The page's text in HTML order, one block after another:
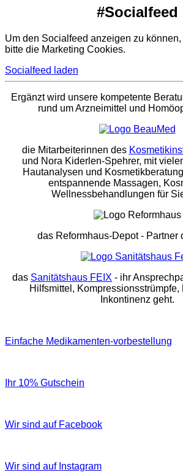
#Socialfeed
Um den Socialfeed anzeigen zu
bitte die Marketing Cookies.
Socialfeed laden
Ergänzt wird unsere kompetente
rund um Arzneimittel und
die Mitarbeiterinnen des
und Nora Kiderlen-Spehrer, mit
Hautanalysen und
entspannende Massagen,
Wellnessbehandlungen für
das Reformhaus-Depot- Partner
das Sanitätshaus FEIX - ihr
Hilfsmittel, Kompressionsstrümpfe,
Inkontinenz geht.
Einfache Medikamenten-vorbestellung
Ihr 10% Gutschein
Wir sind auf Facebook
Wir sind auf Instagram